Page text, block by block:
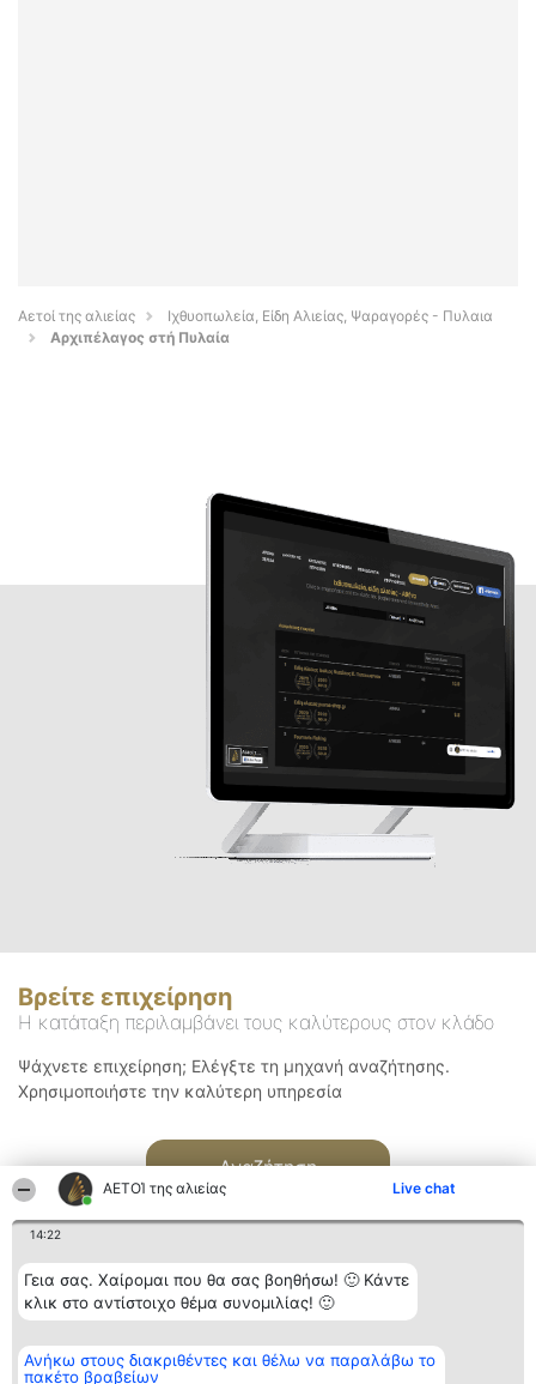
ΑΕΤΟΊ της αλιείας Live chat
14:22
Γεια σας. Χαίρομαι που θα σας βοηθήσω! 🙂 Κάντε
κλικ στο αντίστοιχο θέμα συνομιλίας! 🙂
Ανήκω στους διακριθέντες και θέλω να παραλάβω το
πακέτο βραβείων
Αετοί της αλιείας
Ιχθυοπωλεία, Είδη Αλιείας, Ψαραγορές - Πυλαια
Αρχιπέλαγος στή Πυλαία
Βρείτε επιχείρηση
Η κατάταξη περιλαμβάνει τους καλύτερους στον κλάδο
Ψάχνετε επιχείρηση; Ελέγξτε τη μηχανή αναζήτησης.
Χρησιμοποιήστε την καλύτερη υπηρεσία
Αναζήτηση
Διοργανωτής της
κατάταξης
BEAUTIFUL COMPANY
Κατάταξη
Διακριθέντες
Επικοινωνία
Επικοινωνία